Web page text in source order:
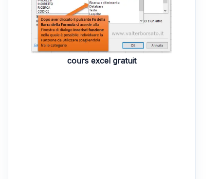
cours excel gratuit